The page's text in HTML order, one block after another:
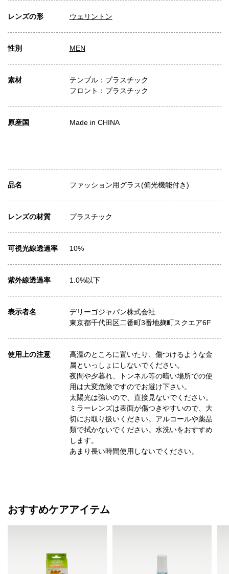
レンズの形 ウェリントン
性別 MEN
素材
テンプル：プラスチック
フロント：プラスチック
原産国 Made in CHINA
品名 ファッション用グラス(偏光機能付き)
レンズの材質 プラスチック
可視光線透過率 10%
紫外線透過率 1.0%以下
表示者名
デリーゴジャパン株式会社
東京都千代田区二番町3番地麹町スクエア6F
使用上の注意
高温のところに置いたり、傷つけるような金
属といっしょにしないでください。
夜間や夕暮れ、トンネル等の暗い場所での使
用は大変危険ですのでお避け下さい。
太陽光は強いので、直接見ないでください。
ミラーレンズは表面が傷つきやすいので、大
切にお取り扱いください。アルコールや薬品
類で拭かないでください。水洗いをおすすめ
します。
あまり長い時間使用しないでください。
おすすめケアアイテム